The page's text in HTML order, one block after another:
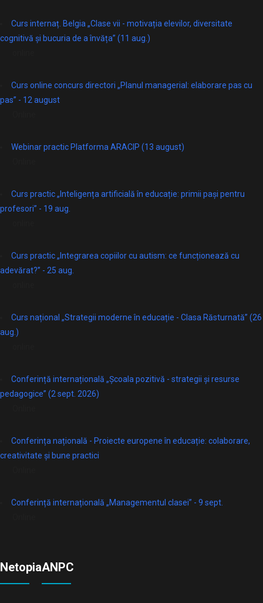
Curs internaț. Belgia „Clase vii - motivația elevilor, diversitate
cognitivă și bucuria de a învăța” (11 aug.)
Curs online concurs directori „Planul managerial: elaborare pas cu
pas” - 12 august
Webinar practic Platforma ARACIP (13 august)
Curs practic „Inteligența artificială în educație: primii pași pentru
profesori” - 19 aug.
Curs practic „Integrarea copiilor cu autism: ce funcționează cu
adevărat?” - 25 aug.
Curs național „Strategii moderne în educație - Clasa Răsturnată” (26
aug.)
Conferință internațională „Școala pozitivă - strategii și resurse
pedagogice” (2 sept. 2026)
Conferința națională - Proiecte europene în educație: colaborare,
creativitate și bune practici
Conferință internațională „Managementul clasei” - 9 sept.
NetopiaANPC